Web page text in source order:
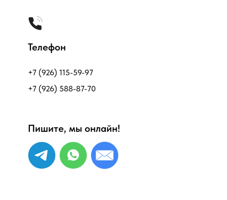
+7 (926) 588-87-70
+7 (926) 115-59-97
Пишите, мы онлайн!
Телефон